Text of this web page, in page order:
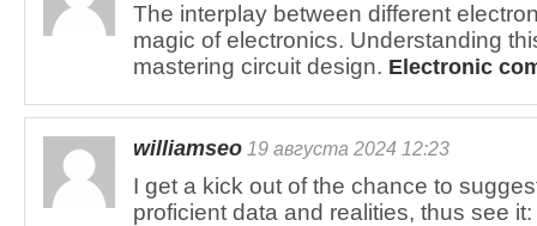
The interplay between different
magic of electronics. Understanding
mastering circuit design. Electronic
williamseo 19 августа 2024 12:23
I get a kick out of the chance to
proficient data and realities, thus see it: